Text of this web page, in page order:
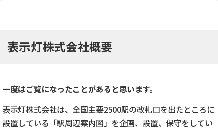
表示灯株式会社概要
一度はご覧になったことがあると思います。
表示灯株式会社は、全国主要2500駅の改札口を出たところに
設置している「駅周辺案内図」を企画、設置、保守をしてい